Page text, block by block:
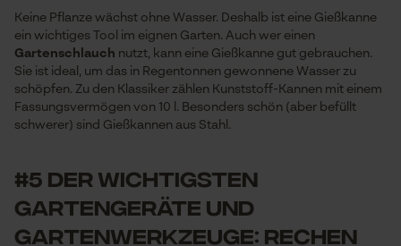
Keine Pflanze wächst ohne Wasser. Deshalb ist eine Gießkanne
ein wichtiges Tool im eignen Garten. Auch wer einen
Gartenschlauch nutzt, kann eine Gießkanne gut gebrauchen.
Sie ist ideal, um das in Regentonnen gewonnene Wasser zu
schöpfen. Zu den Klassiker zählen Kunststoff-Kannen mit einem
Fassungsvermögen von 10 l. Besonders schön (aber befüllt
schwerer) sind Gießkannen aus Stahl.
#5 der wichtigsten
Gartengeräte und
Gartenwerkzeuge: Rechen